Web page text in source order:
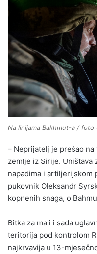
Na linijama Bakhmut-a / foto
– Neprijatelj je prešao
zemlje iz Sirije. Uništava
napadima i artiljerijskom
pukovnik Oleksandr
kopnenih snaga, o
Bitka za mali i sada
teritorija pod kontrolom
najkrvavija u 13-